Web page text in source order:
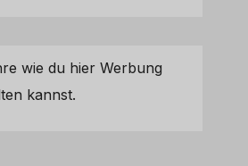
wie du hier Werbung
kannst.